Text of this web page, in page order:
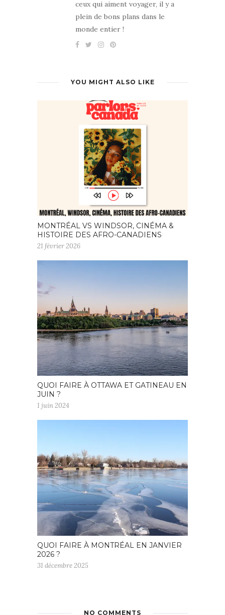
ceux qui aiment voyager, il y a
plein de bons plans dans le
monde entier !
YOU MIGHT ALSO LIKE
MONTRÉAL VS WINDSOR, CINÉMA &
HISTOIRE DES AFRO-CANADIENS
21 février 2026
QUOI FAIRE À OTTAWA ET GATINEAU EN
JUIN ?
1 juin 2024
QUOI FAIRE À MONTRÉAL EN JANVIER
2026 ?
31 décembre 2025
NO COMMENTS